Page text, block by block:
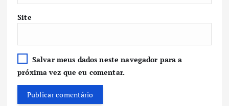
Site
Salvar meus dados neste navegador para a
próxima vez que eu comentar.